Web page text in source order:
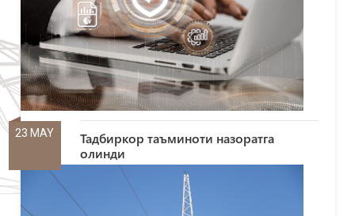
23 MAY
Тадбиркор таъминоти назоратга
олинди